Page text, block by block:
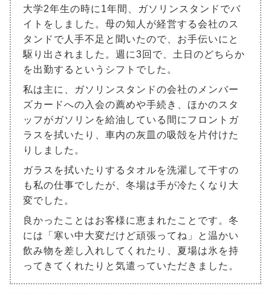
大学2年生の時に1年間、ガソリンスタンドでバ
イトをしました。母の知人が経営する会社のス
タンドで人手不足と聞いたので、お手伝いにと
駆り出されました。週に3回で、土日のどちらか
を出勤するというシフトでした。
私は主に、ガソリンスタンドの会社のメンバー
ズカードへの入会の薦めや手続き、ほかのスタ
ッフがガソリンを給油している間にフロントガ
ラスを拭いたり、車内の灰皿の吸殻を片付けた
りしました。
ガラスを拭いたりするタオルを洗濯して干すの
も私の仕事でしたが、冬場は手が冷たくなり大
変でした。
良かったことはお客様に恵まれたことです。冬
には「寒い中大変だけど頑張ってね」と温かい
飲み物を差し入れしてくれたり、夏場は氷を持
ってきてくれたりと気遣っていただきました。